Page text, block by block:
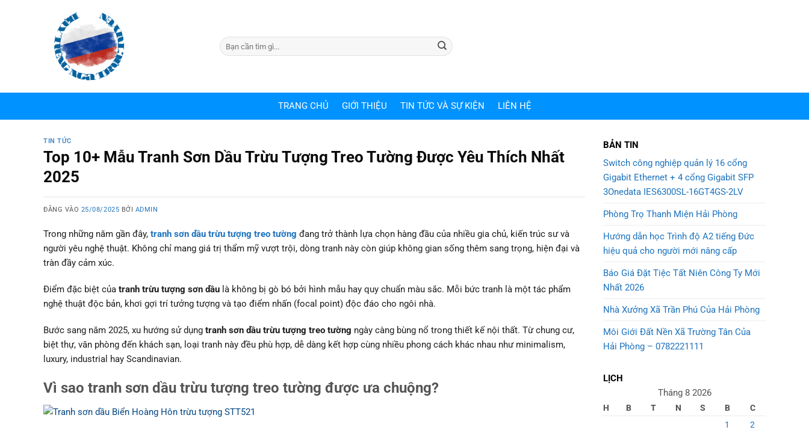
TRANG CHỦ GIỚI THIỆU TIN TỨC VÀ SỰ KIỆN LIÊN HỆ
TIN TỨC
Top 10+ Mẫu Tranh Sơn Dầu Trừu Tượng Treo Tường Được Yêu Thích Nhất
2025
ĐĂNG VÀO 25/08/2025 BỞI ADMIN
Trong những năm gần đây, tranh sơn dầu trừu tượng treo tường đang trở thành lựa chọn hàng đầu của nhiều gia chủ, kiến trúc sư và
người yêu nghệ thuật. Không chỉ mang giá trị thẩm mỹ vượt trội, dòng tranh này còn giúp không gian sống thêm sang trọng, hiện đại và
tràn đầy cảm xúc.
Điểm đặc biệt của tranh trừu tượng sơn dầu là không bị gò bó bởi hình mẫu hay quy chuẩn màu sắc. Mỗi bức tranh là một tác phẩm
nghệ thuật độc bản, khơi gợi trí tưởng tượng và tạo điểm nhấn (focal point) độc đáo cho ngôi nhà.
Bước sang năm 2025, xu hướng sử dụng tranh sơn dầu trừu tượng treo tường ngày càng bùng nổ trong thiết kế nội thất. Từ chung cư,
biệt thự, văn phòng đến khách sạn, loại tranh này đều phù hợp, dễ dàng kết hợp cùng nhiều phong cách khác nhau như minimalism,
luxury, industrial hay Scandinavian.
Vì sao tranh sơn dầu trừu tượng treo tường được ưa chuộng?
BẢN TIN
Switch công nghiệp quản lý 16 cổng
Gigabit Ethernet + 4 cổng Gigabit SFP
3Onedata IES6300SL-16GT4GS-2LV
Phòng Trọ Thanh Miện Hải Phòng
Hướng dẫn học Trình độ A2 tiếng Đức
hiệu quả cho người mới nâng cấp
Báo Giá Đặt Tiệc Tất Niên Công Ty Mới
Nhất 2026
Nhà Xưởng Xã Trần Phú Của Hải Phòng
Môi Giới Đất Nền Xã Trường Tân Của
Hải Phòng – 0782221111
LỊCH
Tháng 8 2026
H B T N S B
C
1
2